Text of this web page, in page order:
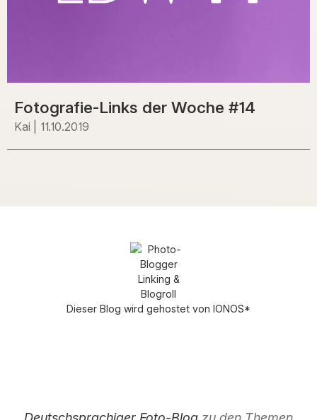
Fotografie-Links der Woche #14
Kai 11.10.2019
Dieser Blog wird gehostet von IONOS*